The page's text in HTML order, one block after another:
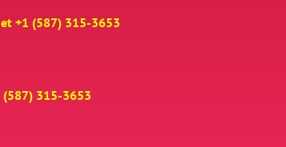
+1 (587) 315-3653
(587) 315-3653